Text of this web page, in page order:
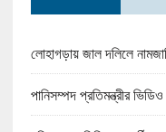
লোহাগড়ায় জাল দলিলে
পানিসম্পদ প্রতিমন্ত্রীর